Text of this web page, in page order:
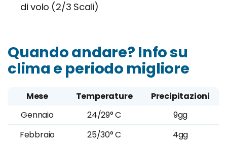
di volo (2/3 Scali)
Quando andare? Info su
clima e periodo migliore
Mese Temperature
Precipitazioni
Gennaio
24/29° C
9gg
Febbraio
25/30° C
4gg